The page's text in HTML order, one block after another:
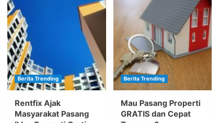
Berita Trending
Rentfix Ajak
Masyarakat Pasang
Berita Trending
Mau Pasang Properti
GRATIS dan Cepat